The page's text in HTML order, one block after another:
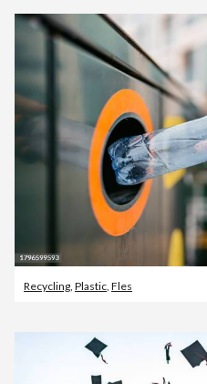
Recycling Plastic Fles